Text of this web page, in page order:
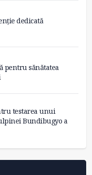
dedicată
pentru sănătatea
testarea unui
Bundibugyo a